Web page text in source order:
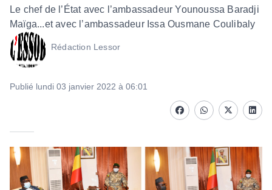
Le chef de l’État avec l’ambassadeur Younoussa Baradji
Maïga...et avec l’ambassadeur Issa Ousmane Coulibaly
Rédaction Lessor
Publié lundi 03 janvier 2022 à 06:01
FacebookwhatsappTwitter